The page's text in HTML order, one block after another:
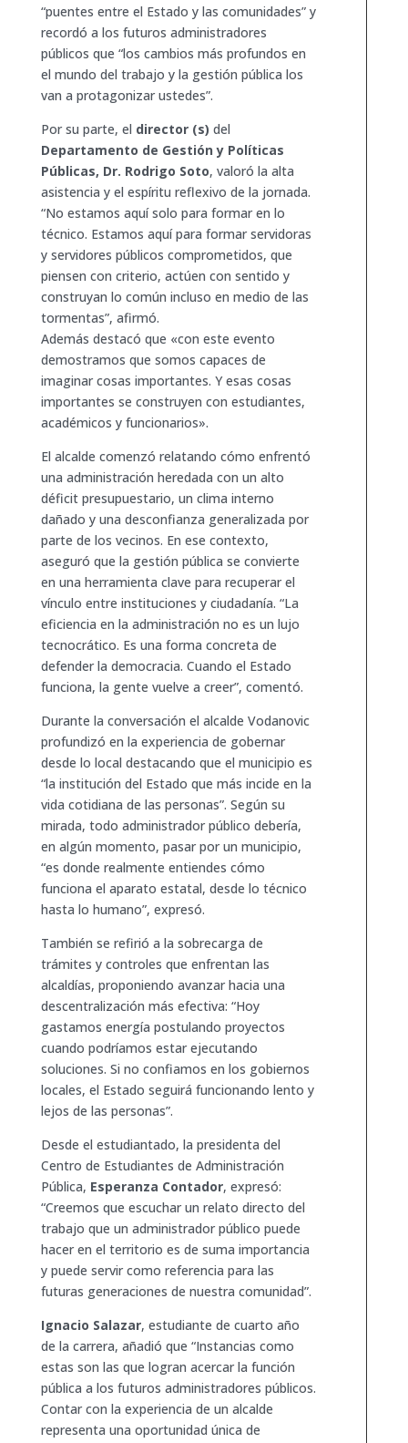
“puentes entre el Estado y las comunidades” y
recordó a los futuros administradores
públicos que “los cambios más profundos en
el mundo del trabajo y la gestión pública los
van a protagonizar ustedes”.
Por su parte, el director (s) del
Departamento de Gestión y Políticas
Públicas, Dr. Rodrigo Soto, valoró la alta
asistencia y el espíritu reflexivo de la jornada.
“No estamos aquí solo para formar en lo
técnico. Estamos aquí para formar servidoras
y servidores públicos comprometidos, que
piensen con criterio, actúen con sentido y
construyan lo común incluso en medio de las
tormentas”, afirmó.
Además destacó que «con este evento
demostramos que somos capaces de
imaginar cosas importantes. Y esas cosas
importantes se construyen con estudiantes,
académicos y funcionarios».
El alcalde comenzó relatando cómo enfrentó
una administración heredada con un alto
déficit presupuestario, un clima interno
dañado y una desconfianza generalizada por
parte de los vecinos. En ese contexto,
aseguró que la gestión pública se convierte
en una herramienta clave para recuperar el
vínculo entre instituciones y ciudadanía. “La
eficiencia en la administración no es un lujo
tecnocrático. Es una forma concreta de
defender la democracia. Cuando el Estado
funciona, la gente vuelve a creer”, comentó.
Durante la conversación el alcalde Vodanovic
profundizó en la experiencia de gobernar
desde lo local destacando que el municipio es
“la institución del Estado que más incide en la
vida cotidiana de las personas”. Según su
mirada, todo administrador público debería,
en algún momento, pasar por un municipio,
“es donde realmente entiendes cómo
funciona el aparato estatal, desde lo técnico
hasta lo humano”, expresó.
También se refirió a la sobrecarga de
trámites y controles que enfrentan las
alcaldías, proponiendo avanzar hacia una
descentralización más efectiva: “Hoy
gastamos energía postulando proyectos
cuando podríamos estar ejecutando
soluciones. Si no confiamos en los gobiernos
locales, el Estado seguirá funcionando lento y
lejos de las personas”.
Desde el estudiantado, la presidenta del
Centro de Estudiantes de Administración
Pública, Esperanza Contador, expresó:
“Creemos que escuchar un relato directo del
trabajo que un administrador público puede
hacer en el territorio es de suma importancia
y puede servir como referencia para las
futuras generaciones de nuestra comunidad”.
Ignacio Salazar, estudiante de cuarto año
de la carrera, añadió que “Instancias como
estas son las que logran acercar la función
pública a los futuros administradores públicos.
Contar con la experiencia de un alcalde
representa una oportunidad única de